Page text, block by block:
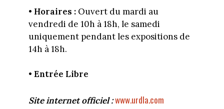
• Horaires :Ouvert du mardi au
vendredi de 10h à 18h, le samedi
uniquement pendant les expositions de
14h à 18h.
• Entrée Libre
Site internet officiel : www.urdla.com